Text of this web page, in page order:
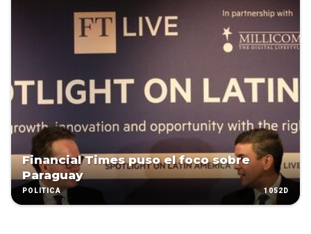
Financial Times puso el foco sobre
Paraguay
POLÍTICA 1052D